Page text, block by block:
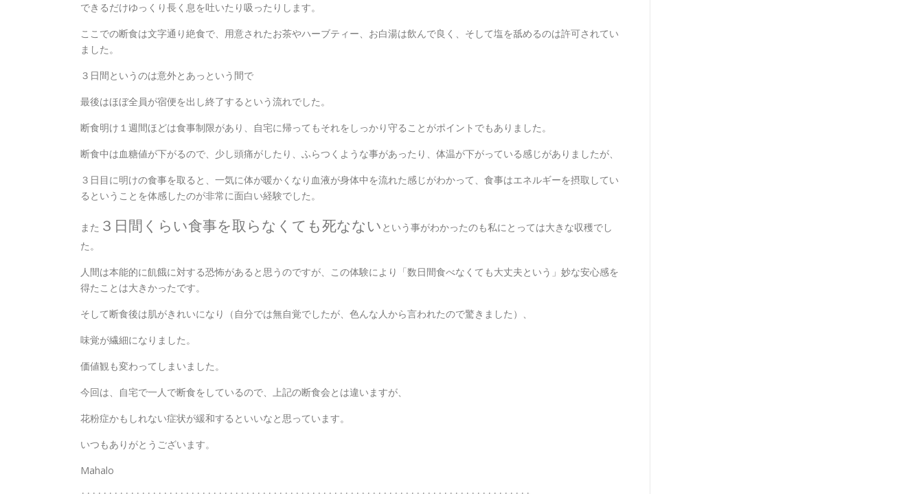
できるだけゆっくり長く息を吐いたり吸ったりします。
ここでの断食は文字通り絶食で、用意されたお茶やハーブティー、お白湯は飲んで良く、そして塩を舐めるのは許可されてい
ました。
３日間というのは意外とあっという間で
最後はほぼ全員が宿便を出し終了するという流れでした。
断食明け１週間ほどは食事制限があり、自宅に帰ってもそれをしっかり守ることがポイントでもありました。
断食中は血糖値が下がるので、少し頭痛がしたり、ふらつくような事があったり、体温が下がっている感じがありましたが、
３日目に明けの食事を取ると、一気に体が暖かくなり血液が身体中を流れた感じがわかって、食事はエネルギーを摂取してい
るということを体感したのが非常に面白い経験でした。
また ３日間くらい食事を取らなくても死なない という事がわかったのも私にとっては大きな収穫でし
た。
人間は本能的に飢餓に対する恐怖があると思うのですが、この体験により「数日間食べなくても大丈夫という」妙な安心感を
得たことは大きかったです。
そして断食後は肌がきれいになり（自分では無自覚でしたが、色んな人から言われたので驚きました）、
味覚が繊細になりました。
価値観も変わってしまいました。
今回は、自宅で一人で断食をしているので、上記の断食会とは違いますが、
花粉症かもしれない症状が緩和するといいなと思っています。
いつもありがとうございます。
Mahalo